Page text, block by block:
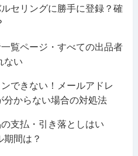
セリングに勝手に登録？確
覧ページ・すべての出品者
ない
できない！メールアドレ
分からない場合の対処法
支払・引き落としはい
期間は？